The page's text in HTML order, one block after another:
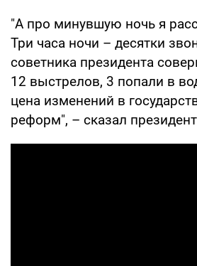
"А про минувшую ночь я
Три часа ночи – десятки
советника президента
12 выстрелов, 3 попали в
цена изменений в
реформ", – сказал